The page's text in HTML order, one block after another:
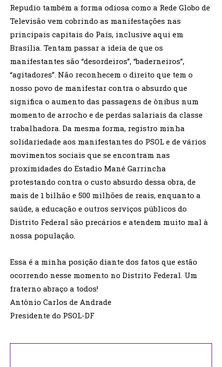
Repudio também a forma odiosa como a Rede Globo de
Televisão vem cobrindo as manifestações nas
principais capitais do País, inclusive aqui em
Brasília. Tentam passar a ideia de que os
manifestantes são “desordeiros”, “baderneiros”,
“agitadores”. Não reconhecem o direito que tem o
nosso povo de manifestar contra o absurdo que
significa o aumento das passagens de ônibus num
momento de arrocho e de perdas salariais da classe
trabalhadora. Da mesma forma, registro minha
solidariedade aos manifestantes do PSOL e de vários
movimentos sociais que se encontram nas
proximidades do Estadio Mané Garrincha
protestando contra o custo absurdo dessa obra, de
mais de 1 bilhão e 500 milhões de reais, enquanto a
saúde, a educação e outros serviços públicos do
Distrito Federal são precários e atendem muito mal à
nossa população.
Essa é a minha posição diante dos fatos que estão
ocorrendo nesse momento no Distrito Federal. Um
fraterno abraço a todos!
Antônio Carlos de Andrade
Presidente do PSOL-DF